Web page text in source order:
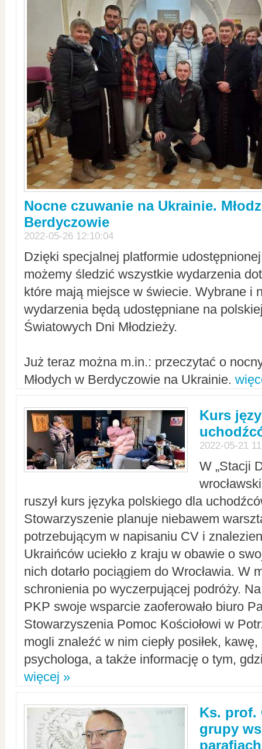
Nocne czuwanie na Ukrainie.
Berdyczowie
2022-05-26 12:10:04
Dzięki specjalnej platformie
możemy śledzić wszystkie wydarzenia
które mają miejsce w świecie. Wybrane i
wydarzenia będą udostępniane na
Światowych Dni Młodzieży.
Już teraz można m.in.: przeczytać o
Młodych w Berdyczowie na Ukrainie.
Kurs
2022-05-21
W „Stacji
ruszył kurs języka polskiego dla
Stowarzyszenie planuje niebawem
potrzebującym w napisaniu CV i
Ukraińców uciekło z kraju w obawie o
nich dotarło pociągiem do Wrocławia. W
schronienia po wyczerpującej podróży.
PKP swoje wsparcie zaoferowało biuro
Stowarzyszenia Pomoc Kościołowi w
mogli znaleźć w nim ciepły posiłek,
psychologa, a także informację o tym,
więcej »
Ks. prof.
grupy
parafiach